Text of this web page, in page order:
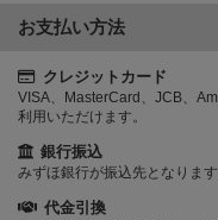
お支払い方法
クレジットカード
VISA、MasterCard、JCB、
利用いただけます。
銀行振込
みずほ銀行が振込先となります
代金引換